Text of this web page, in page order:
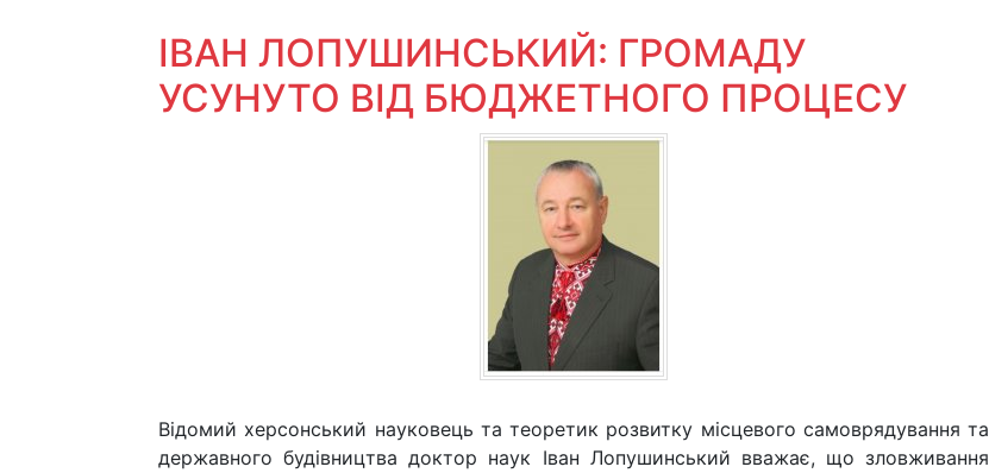
ІВАН ЛОПУШИНСЬКИЙ: ГРОМАДУ
УСУНУТО ВІД БЮДЖЕТНОГО ПРОЦЕСУ
Відомий херсонський науковець та теоретик розвитку місцевого самоврядування та
державного будівництва доктор наук Іван Лопушинський вважає, що зловживання